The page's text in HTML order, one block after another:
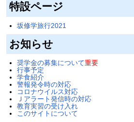
特設ページ
坂修学旅行2021
お知らせ
奨学金の募集について重要
行事予定
学食紹介
警報発令時の対応
コロナウイルス対応
Ｊアラート発信時の対応
教育実習の受け入れ
このサイトについて